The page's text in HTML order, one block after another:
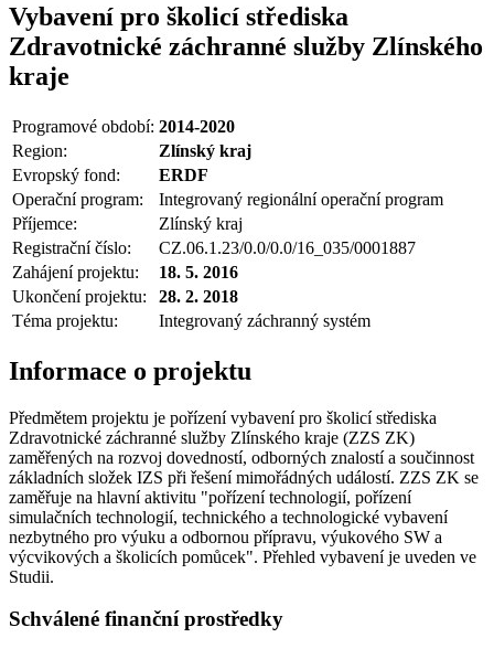
Vybavení pro školicí střediska
Zdravotnické záchranné služby Zlínského
kraje
Programové období: 2014-2020
Region:
Zlínský kraj
Evropský fond:
ERDF
Operační program:
Integrovaný regionální operační program
Příjemce:
Zlínský kraj
Registrační číslo:
CZ.06.1.23/0.0/0.0/16_035/0001887
Zahájení projektu:
18. 5. 2016
Ukončení projektu:
28. 2. 2018
Téma projektu:
Integrovaný záchranný systém
Informace o projektu
Předmětem projektu je pořízení vybavení pro školicí střediska
Zdravotnické záchranné služby Zlínského kraje (ZZS ZK)
zaměřených na rozvoj dovedností, odborných znalostí a součinnost
základních složek IZS při řešení mimořádných událostí. ZZS ZK se
zaměřuje na hlavní aktivitu "pořízení technologií, pořízení
simulačních technologií, technického a technologické vybavení
nezbytného pro výuku a odbornou přípravu, výukového SW a
výcvikových a školicích pomůcek". Přehled vybavení je uveden ve
Studii.
Schválené finanční prostředky